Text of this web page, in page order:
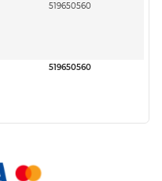
519650560
519650560